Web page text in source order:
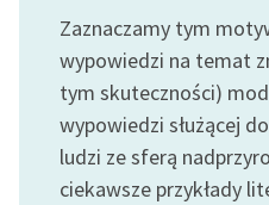
Zaznaczamy tym
wypowiedzi na temat
tym skuteczności)
wypowiedzi służącej
ludzi ze sferą
ciekawsze przykłady